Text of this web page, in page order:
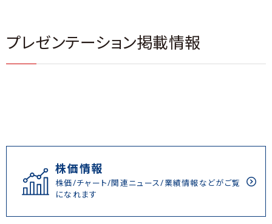
プレゼンテーション掲載情報
株価情報
株価/チャート/関連ニュース/業績情報などがご覧
になれます